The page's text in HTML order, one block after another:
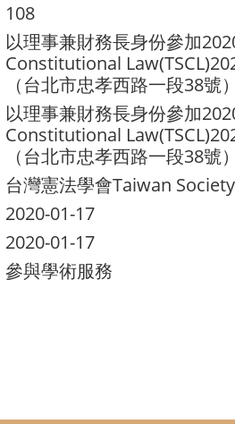
108
以理事兼財務長身份參加
Constitutional
（台北市忠孝西路一段38號）
以理事兼財務長身份參加
Constitutional
（台北市忠孝西路一段38號）
台灣憲法學會Taiwan
2020-01-17
2020-01-17
參與學術服務